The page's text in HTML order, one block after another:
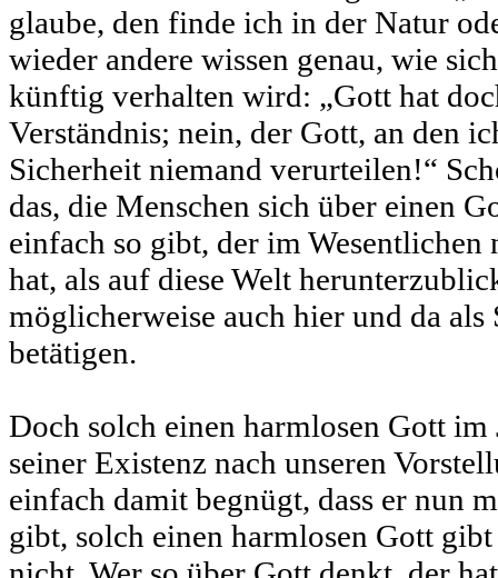
glaube, den finde ich in der Natur
wieder andere wissen genau, wie
künftig verhalten wird: „Gott hat
Verständnis; nein, der Gott, an den
Sicherheit niemand verurteilen!“
das, die Menschen sich über einen
einfach so gibt, der im Wesentlichen
hat, als auf diese Welt
möglicherweise auch hier und da als
betätigen.
Doch solch einen harmlosen Gott im
seiner Existenz nach unseren
einfach damit begnügt, dass er nun
gibt, solch einen harmlosen Gott